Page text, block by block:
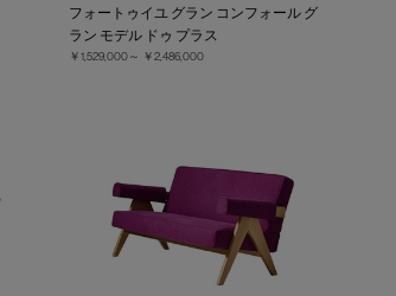
フォートゥイユ グラン コンフォール グ
ラン モデル ドゥ プラス
￥1,529,000～ ￥2,486,000